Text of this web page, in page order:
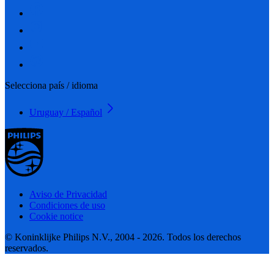
Selecciona país / idioma
Uruguay / Español
Aviso de Privacidad
Condiciones de uso
Cookie notice
© Koninklijke Philips N.V., 2004 - 2026. Todos los derechos
reservados.